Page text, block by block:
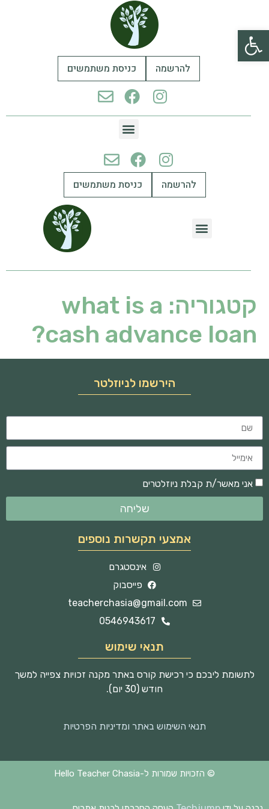
פתח סרגל נגישות
להרשמה כניסת משתמשים
להרשמה כניסת משתמשים
קטגוריה: what is a
cash advance loan?
הירשמו לניוזלטר
אני מאשר/ת קבלת ניוזלטרים
שליחה
אמצעי תקשרות נוספים
אינסטגרם
פייסבוק
teacherchasia@gmail.com
0546943617
תנאי שימוש
לתשומת ליבכם כי רכישת קורס באתר מקנה זכויות צפייה למשך
חודש (30 יום).
תנאי השימוש באתר ומדיניות הפרטיות
© הזכויות שמורות ל-Hello Teacher Chasia